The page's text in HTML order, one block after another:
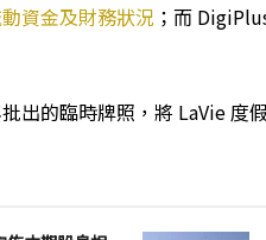
資金及財務狀況 ；而
出的臨時牌照，將 LaVie 度